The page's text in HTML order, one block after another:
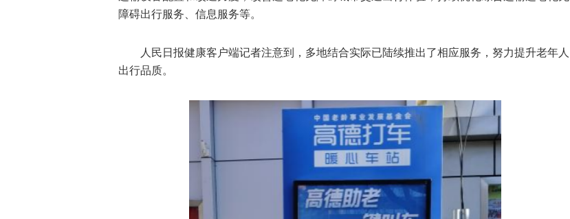
障碍出行服务、信息服务等。
人民日报健康客户端记者注意到，多地结合实际已陆续推出了相应服务，努力提升老年人
出行品质。